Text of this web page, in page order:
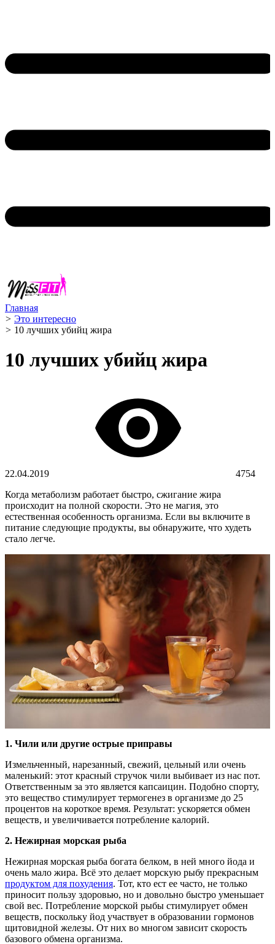
Главная
> Это интересно
> 10 лучших убийц жира
10 лучших убийц жира
22.04.2019
4754
Когда метаболизм работает быстро, сжигание жира
происходит на полной скорости. Это не магия, это
естественная особенность организма. Если вы включите в
питание следующие продукты, вы обнаружите, что худеть
стало легче.
1. Чили или другие острые приправы
Измельченный, нарезанный, свежий, цельный или очень
маленький: этот красный стручок чили выбивает из нас пот.
Ответственным за это является капсаицин. Подобно спорту,
это вещество стимулирует термогенез в организме до 25
процентов на короткое время. Результат: ускоряется обмен
веществ, и увеличивается потребление калорий.
2. Нежирная морская рыба
Нежирная морская рыба богата белком, в ней много йода и
очень мало жира. Всё это делает морскую рыбу прекрасным
продуктом для похудения. Тот, кто ест ее часто, не только
приносит пользу здоровью, но и довольно быстро уменьшает
свой вес. Потребление морской рыбы стимулирует обмен
веществ, поскольку йод участвует в образовании гормонов
щитовидной железы. От них во многом зависит скорость
базового обмена организма.